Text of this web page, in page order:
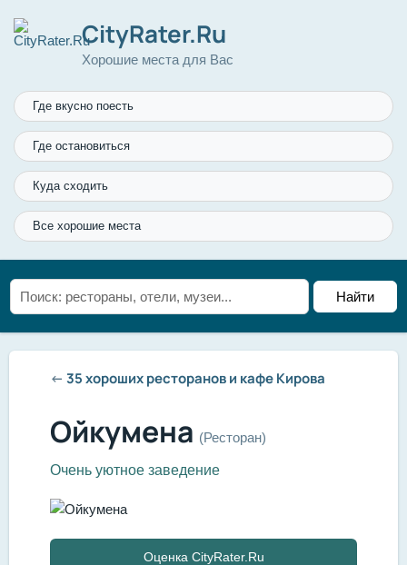
CityRater.Ru
Хорошие места для Вас
Где вкусно поесть
Где остановиться
Куда сходить
Все хорошие места
← 35 хороших ресторанов и кафе Кирова
Ойкумена (Ресторан)
Очень уютное заведение
Оценка CityRater.Ru